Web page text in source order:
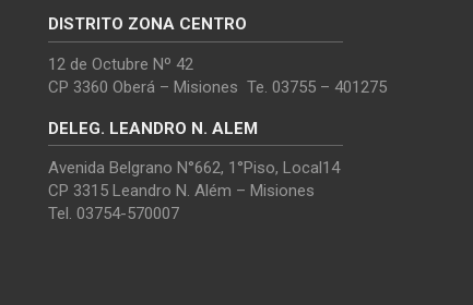
DISTRITO ZONA CENTRO
12 de Octubre Nº 42
CP 3360 Oberá – Misiones Te. 03755 – 401275
DELEG. LEANDRO N. ALEM
Avenida Belgrano N°662, 1°Piso, Local14
CP 3315 Leandro N. Além – Misiones
Tel. 03754-570007